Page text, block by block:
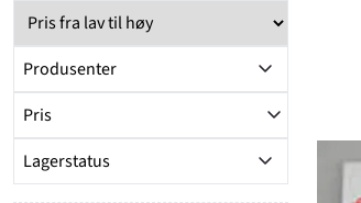
Produsenter
Pris
Lagerstatus